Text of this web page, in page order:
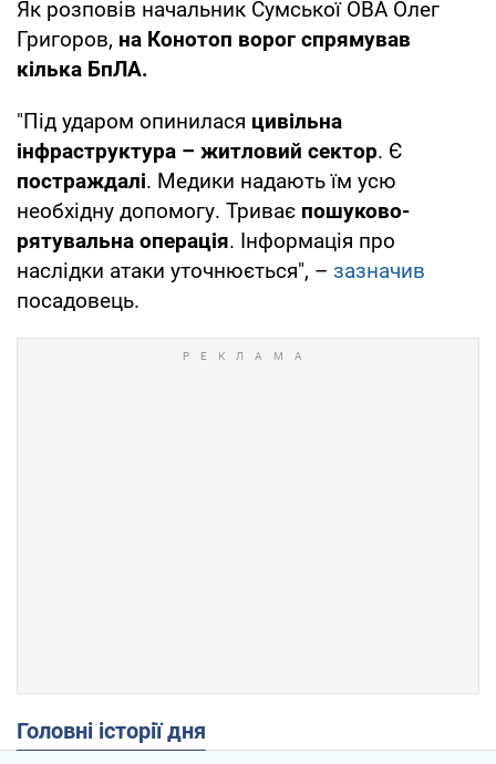
Як розповів начальник Сумської ОВА Олег
Григоров, на Конотоп ворог спрямував
кілька БпЛА.
"Під ударом опинилася цивільна
інфраструктура – житловий сектор. Є
постраждалі. Медики надають їм усю
необхідну допомогу. Триває пошуково-
рятувальна операція. Інформація про
наслідки атаки уточнюється", – зазначив
посадовець.
Головні історії дня